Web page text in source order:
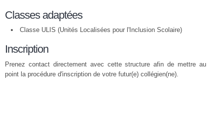
Classes adaptées
Classe ULIS (Unités Localisées pour l'Inclusion Scolaire)
Inscription
Prenez contact directement avec cette structure afin de mettre au
point la procédure d'inscription de votre futur(e) collégien(ne).